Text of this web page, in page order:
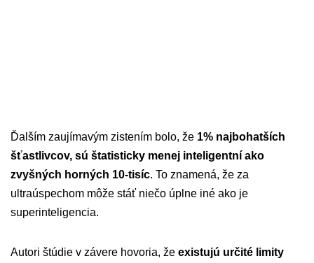
Ďalším zaujímavým zistením bolo, že 1% najbohatších
šťastlivcov, sú štatisticky menej inteligentní ako
zvyšných horných 10-tisíc. To znamená, že za
ultraúspechom môže stáť niečo úplne iné ako je
superinteligencia.
Autori štúdie v závere hovoria, že existujú určité limity